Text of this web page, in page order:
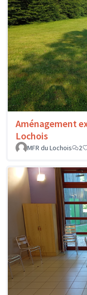
Aménagement
Lochois
MFR du Lochois
2